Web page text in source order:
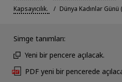
Kapsayıcılık.
Dünya Kadınlar Günü
Simge tanımları:
Yeni bir pencere açılacak.
PDF yeni bir pencerede